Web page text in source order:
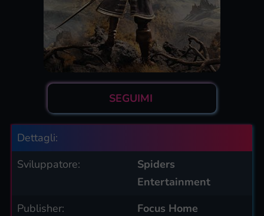
SEGUIMI
Dettagli:
Sviluppatore:
Spiders
Entertainment
Publisher:
Focus Home